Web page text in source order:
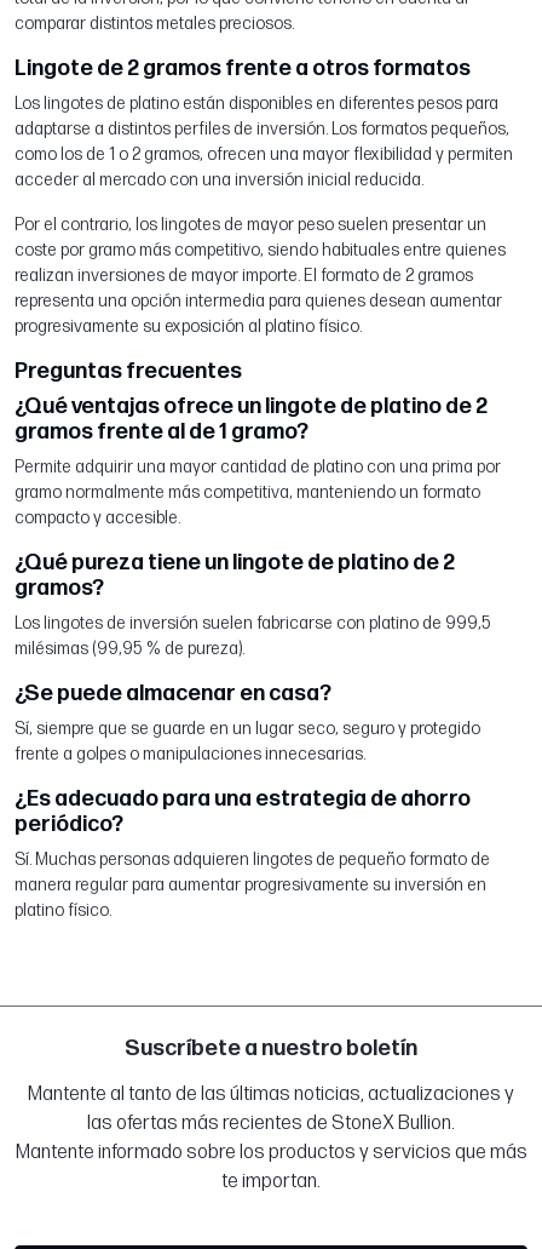
comparar distintos metales preciosos.
Lingote de 2 gramos frente a otros formatos
Los lingotes de platino están disponibles en diferentes pesos para
adaptarse a distintos perfiles de inversión. Los formatos pequeños,
como los de 1 o 2 gramos, ofrecen una mayor flexibilidad y permiten
acceder al mercado con una inversión inicial reducida.
Por el contrario, los lingotes de mayor peso suelen presentar un
coste por gramo más competitivo, siendo habituales entre quienes
realizan inversiones de mayor importe. El formato de 2 gramos
representa una opción intermedia para quienes desean aumentar
progresivamente su exposición al platino físico.
Preguntas frecuentes
¿Qué ventajas ofrece un lingote de platino de 2
gramos frente al de 1 gramo?
Permite adquirir una mayor cantidad de platino con una prima por
gramo normalmente más competitiva, manteniendo un formato
compacto y accesible.
¿Qué pureza tiene un lingote de platino de 2
gramos?
Los lingotes de inversión suelen fabricarse con platino de 999,5
milésimas (99,95 % de pureza).
¿Se puede almacenar en casa?
Sí, siempre que se guarde en un lugar seco, seguro y protegido
frente a golpes o manipulaciones innecesarias.
¿Es adecuado para una estrategia de ahorro
periódico?
Sí. Muchas personas adquieren lingotes de pequeño formato de
manera regular para aumentar progresivamente su inversión en
platino físico.
Suscríbete a nuestro boletín
Mantente al tanto de las últimas noticias, actualizaciones y
las ofertas más recientes de StoneX Bullion.
Mantente informado sobre los productos y servicios que más
te importan.